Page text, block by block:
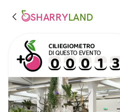
SHARRYLAND
CILIEGIOMETRO
DI QUESTO EVENTO